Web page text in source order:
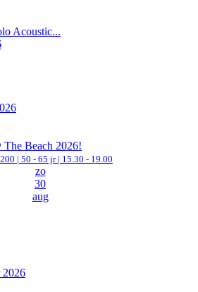
Acoustic...
Beach 2026!
| 50 - 65 jr | 15.30 - 19.00
zo
30
aug
2026